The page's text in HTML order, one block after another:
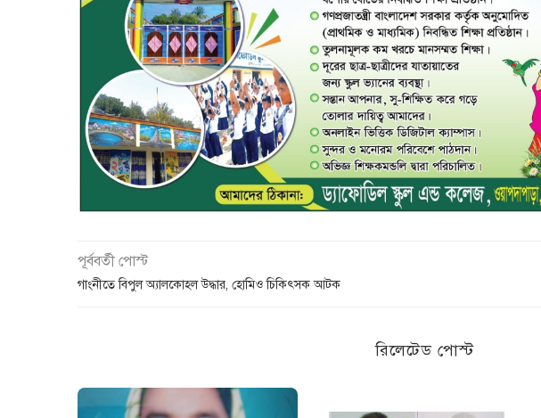
পূর্ববর্তী পোস্ট
গাংনীতে বিপুল অ্যালকোহল উদ্ধার, হোমিও চিকিৎসক আটক
রিলেটেড পোস্ট